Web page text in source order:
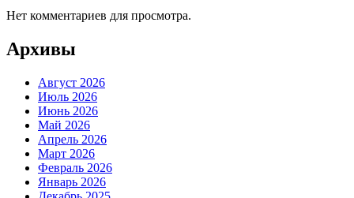
Нет комментариев для просмотра.
Архивы
Август 2026
Июль 2026
Июнь 2026
Май 2026
Апрель 2026
Март 2026
Февраль 2026
Январь 2026